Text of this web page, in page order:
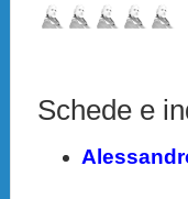
Schede e